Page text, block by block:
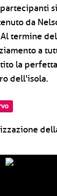
da
termine
a
la
dell'isola.